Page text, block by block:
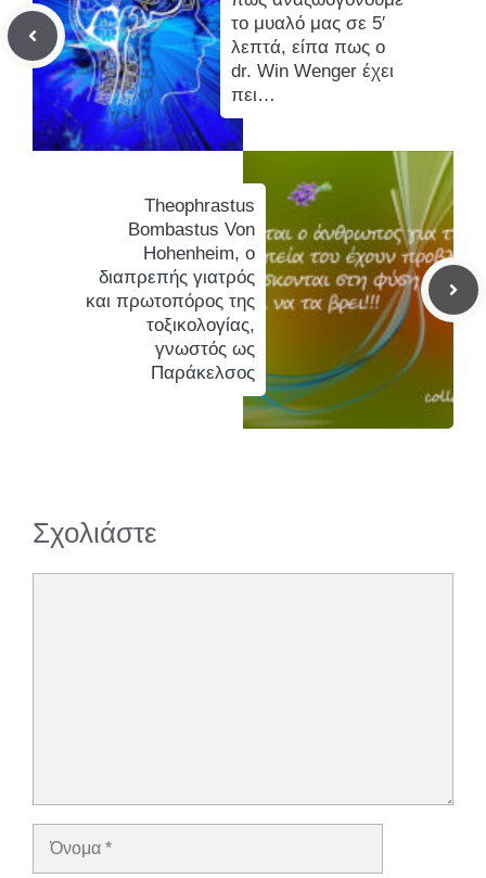
το μυαλό μας σε 5′
λεπτά, είπα πως ο
dr. Win Wenger έχει
πει…
Theophrastus
Bombastus Von
Hohenheim, ο
διαπρεπής γιατρός
και πρωτοπόρος της
τοξικολογίας,
γνωστός ως
Παράκελσος
Σχολιάστε
Όνομα